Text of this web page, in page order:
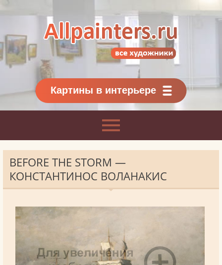
Картины классиков
и современников
Картины в интерьере
BEFORE THE STORM —
КОНСТАНТИНОС ВОЛАНАКИС